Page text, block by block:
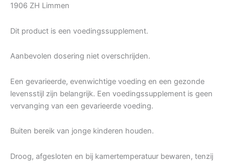
1906 ZH Limmen
Dit product is een voedingssupplement.
Aanbevolen dosering niet overschrijden.
Een gevarieerde, evenwichtige voeding en een gezonde
levensstijl zijn belangrijk. Een voedingssupplement is geen
vervanging van een gevarieerde voeding.
Buiten bereik van jonge kinderen houden.
Droog, afgesloten en bij kamertemperatuur bewaren, tenzij